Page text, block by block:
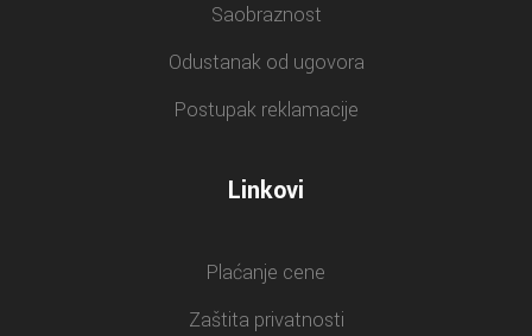
Saobraznost
Odustanak od ugovora
Postupak reklamacije
Linkovi
Plaćanje cene
Zaštita privatnosti